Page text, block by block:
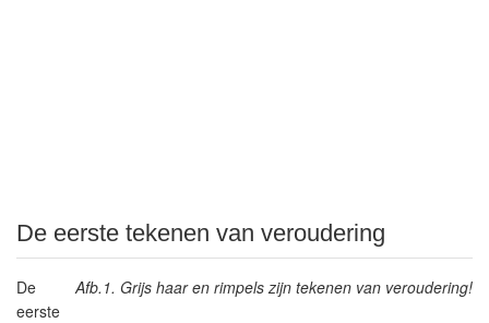
De eerste tekenen van veroudering
Afb.1. Grijs haar en rimpels zijn tekenen van veroudering!
De
eerste